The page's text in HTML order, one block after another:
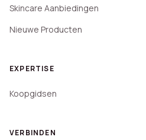
Skincare Aanbiedingen
Nieuwe Producten
EXPERTISE
Koopgidsen
VERBINDEN